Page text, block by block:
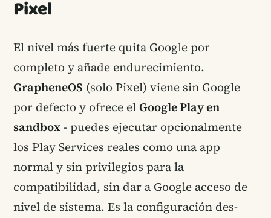
Pixel
El nivel más fuerte quita Google por
completo y añade endurecimiento.
GrapheneOS (solo Pixel) viene sin Google
por defecto y ofrece elGoogle Play en
sandbox- puedes ejecutar opcionalmente
los Play Services reales como una app
normal y sin privilegios para la
compatibilidad, sin dar a Google acceso de
nivel de sistema. Es la configuración des-